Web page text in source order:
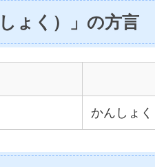
ょく）」の方言
かんしょく